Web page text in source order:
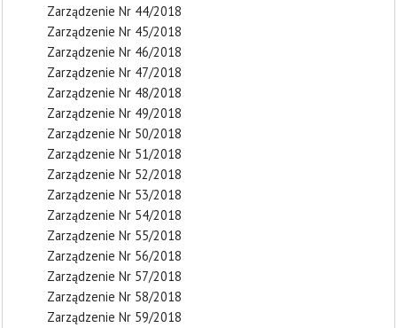
Zarządzenie Nr 44/2018
Zarządzenie Nr 45/2018
Zarządzenie Nr 46/2018
Zarządzenie Nr 47/2018
Zarządzenie Nr 48/2018
Zarządzenie Nr 49/2018
Zarządzenie Nr 50/2018
Zarządzenie Nr 51/2018
Zarządzenie Nr 52/2018
Zarządzenie Nr 53/2018
Zarządzenie Nr 54/2018
Zarządzenie Nr 55/2018
Zarządzenie Nr 56/2018
Zarządzenie Nr 57/2018
Zarządzenie Nr 58/2018
Zarządzenie Nr 59/2018